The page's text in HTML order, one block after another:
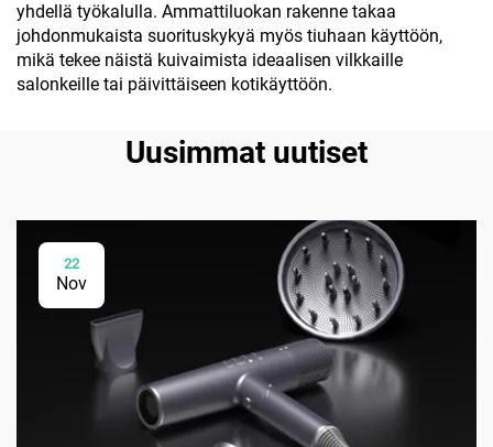
yhdellä työkalulla. Ammattiluokan rakenne takaa
johdonmukaista suorituskykyä myös tiuhaan käyttöön,
mikä tekee näistä kuivaimista ideaalisen vilkkaille
salonkeille tai päivittäiseen kotikäyttöön.
Uusimmat uutiset
22
Nov